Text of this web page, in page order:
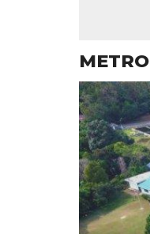
METRO